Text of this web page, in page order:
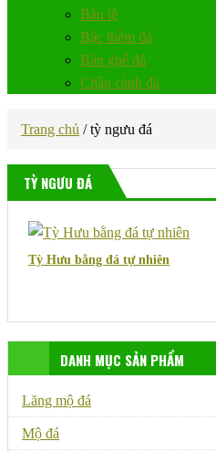
Bàn lễ
Bậc thềm đá
Bàn ghế đá
Chậu cảnh đá
Trang chủ /tỳ ngưu đá
TỲ NGƯU ĐÁ
Tỳ Hưu bằng đá tự nhiên
DANH MỤC SẢN PHẨM
Lăng mộ đá
Mộ đá